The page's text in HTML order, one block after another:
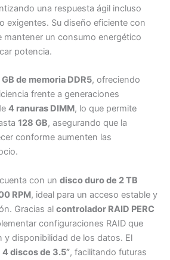
una respuesta ágil incluso
exigentes. Su diseño eficiente con
mantener un consumo energético
potencia.
GB de memoria DDR5, ofreciendo
frente a generaciones
4 ranuras DIMM, lo que permite
128 GB, asegurando que la
conforme aumenten las
con un disco duro de 2 TB
RPM, ideal para un acceso estable y
Gracias al controlador RAID PERC
configuraciones RAID que
y disponibilidad de los datos. El
4 discos de 3.5”, facilitando futuras